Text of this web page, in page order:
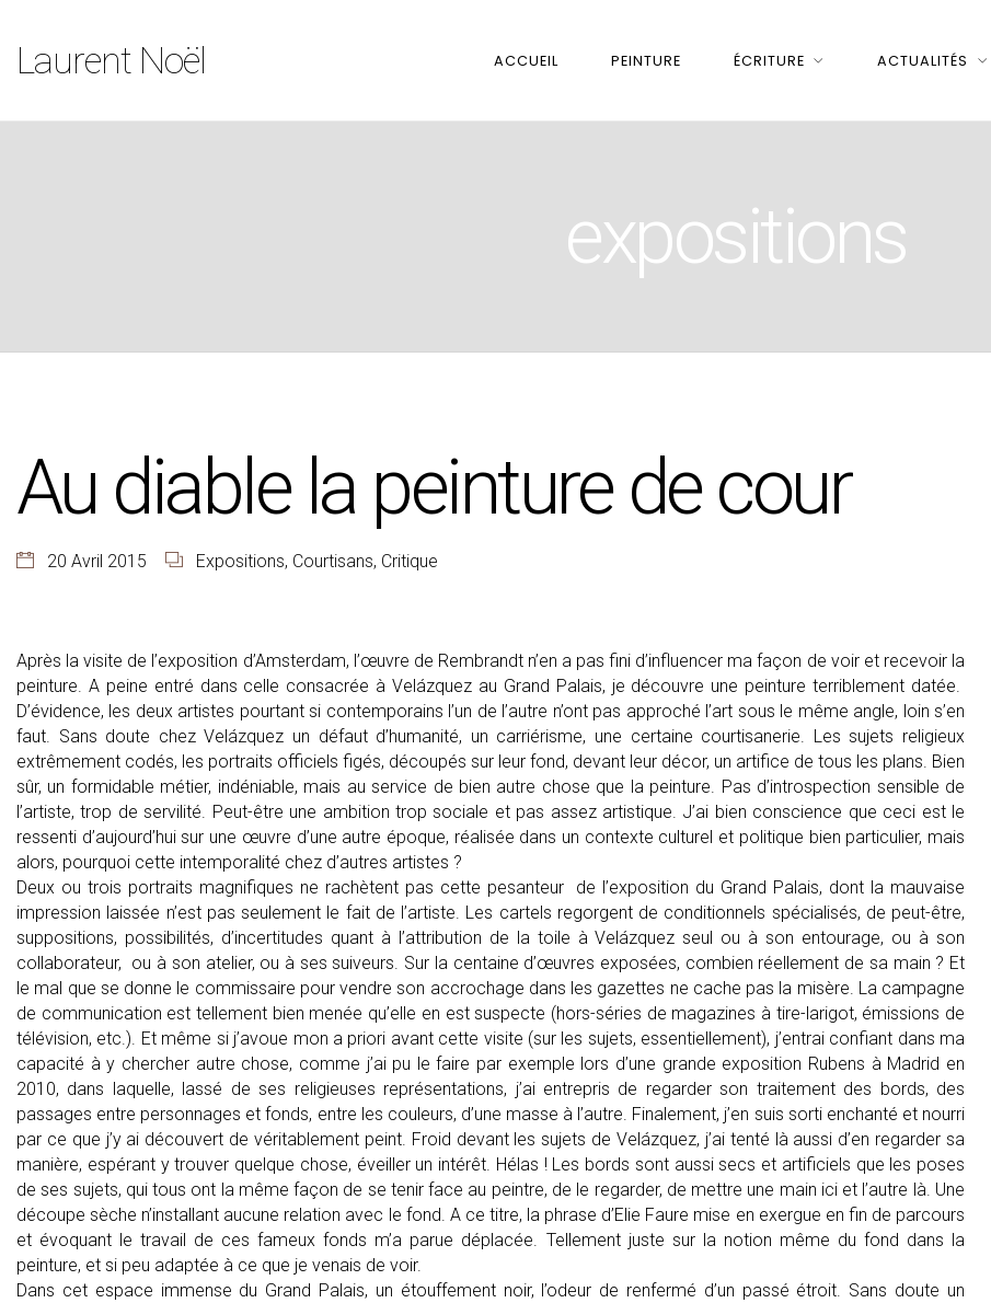
Laurent Noël ACCUEIL PEINTURE ÉCRITURE ACTUALITÉS
expositions
Au diable la peinture de cour
20 Avril 2015 Expositions, Courtisans, Critique
Après la visite de l’exposition d’Amsterdam, l’œuvre de Rembrandt n’en a pas fini d’influencer ma façon de voir et recevoir la
peinture. A peine entré dans celle consacrée à Velázquez au Grand Palais, je découvre une peinture terriblement datée.
D’évidence, les deux artistes pourtant si contemporains l’un de l’autre n’ont pas approché l’art sous le même angle, loin s’en
faut. Sans doute chez Velázquez un défaut d’humanité, un carriérisme, une certaine courtisanerie. Les sujets religieux
extrêmement codés, les portraits officiels figés, découpés sur leur fond, devant leur décor, un artifice de tous les plans. Bien
sûr, un formidable métier, indéniable, mais au service de bien autre chose que la peinture. Pas d’introspection sensible de
l’artiste, trop de servilité. Peut-être une ambition trop sociale et pas assez artistique. J’ai bien conscience que ceci est le
ressenti d’aujourd’hui sur une œuvre d’une autre époque, réalisée dans un contexte culturel et politique bien particulier, mais
alors, pourquoi cette intemporalité chez d’autres artistes ?
Deux ou trois portraits magnifiques ne rachètent pas cette pesanteur de l’exposition du Grand Palais, dont la mauvaise
impression laissée n’est pas seulement le fait de l’artiste. Les cartels regorgent de conditionnels spécialisés, de peut-être,
suppositions, possibilités, d’incertitudes quant à l’attribution de la toile à Velázquez seul ou à son entourage, ou à son
collaborateur, ou à son atelier, ou à ses suiveurs. Sur la centaine d’œuvres exposées, combien réellement de sa main ? Et
le mal que se donne le commissaire pour vendre son accrochage dans les gazettes ne cache pas la misère. La campagne
de communication est tellement bien menée qu’elle en est suspecte (hors-séries de magazines à tire-larigot, émissions de
télévision, etc.). Et même si j’avoue mon a priori avant cette visite (sur les sujets, essentiellement), j’entrai confiant dans ma
capacité à y chercher autre chose, comme j’ai pu le faire par exemple lors d’une grande exposition Rubens à Madrid en
2010, dans laquelle, lassé de ses religieuses représentations, j’ai entrepris de regarder son traitement des bords, des
passages entre personnages et fonds, entre les couleurs, d’une masse à l’autre. Finalement, j’en suis sorti enchanté et nourri
par ce que j’y ai découvert de véritablement peint. Froid devant les sujets de Velázquez, j’ai tenté là aussi d’en regarder sa
manière, espérant y trouver quelque chose, éveiller un intérêt. Hélas ! Les bords sont aussi secs et artificiels que les poses
de ses sujets, qui tous ont la même façon de se tenir face au peintre, de le regarder, de mettre une main ici et l’autre là. Une
découpe sèche n’installant aucune relation avec le fond. A ce titre, la phrase d’Elie Faure mise en exergue en fin de parcours
et évoquant le travail de ces fameux fonds m’a parue déplacée. Tellement juste sur la notion même du fond dans la
peinture, et si peu adaptée à ce que je venais de voir.
Dans cet espace immense du Grand Palais, un étouffement noir, l’odeur de renfermé d’un passé étroit. Sans doute un